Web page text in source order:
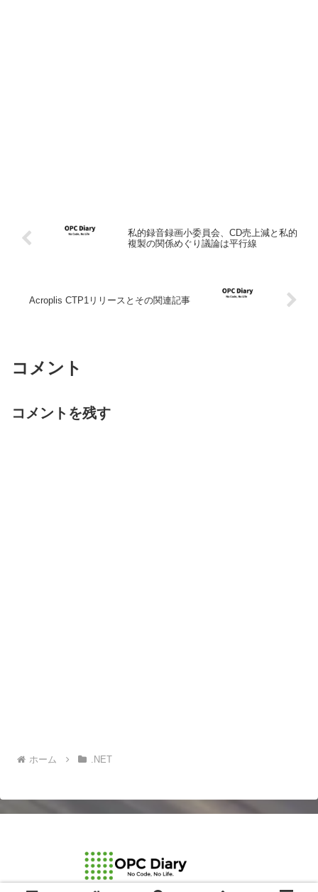
私的録音録画小委員会、CD売上減と私的
複製の関係めぐり議論は平行線
Acroplis CTP1リリースとその関連記事
コメント
コメントを残す
ホーム .NET